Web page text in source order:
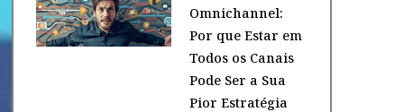
Omnichannel:
Por que Estar em
Todos os Canais
Pode Ser a Sua
Pior Estratégia